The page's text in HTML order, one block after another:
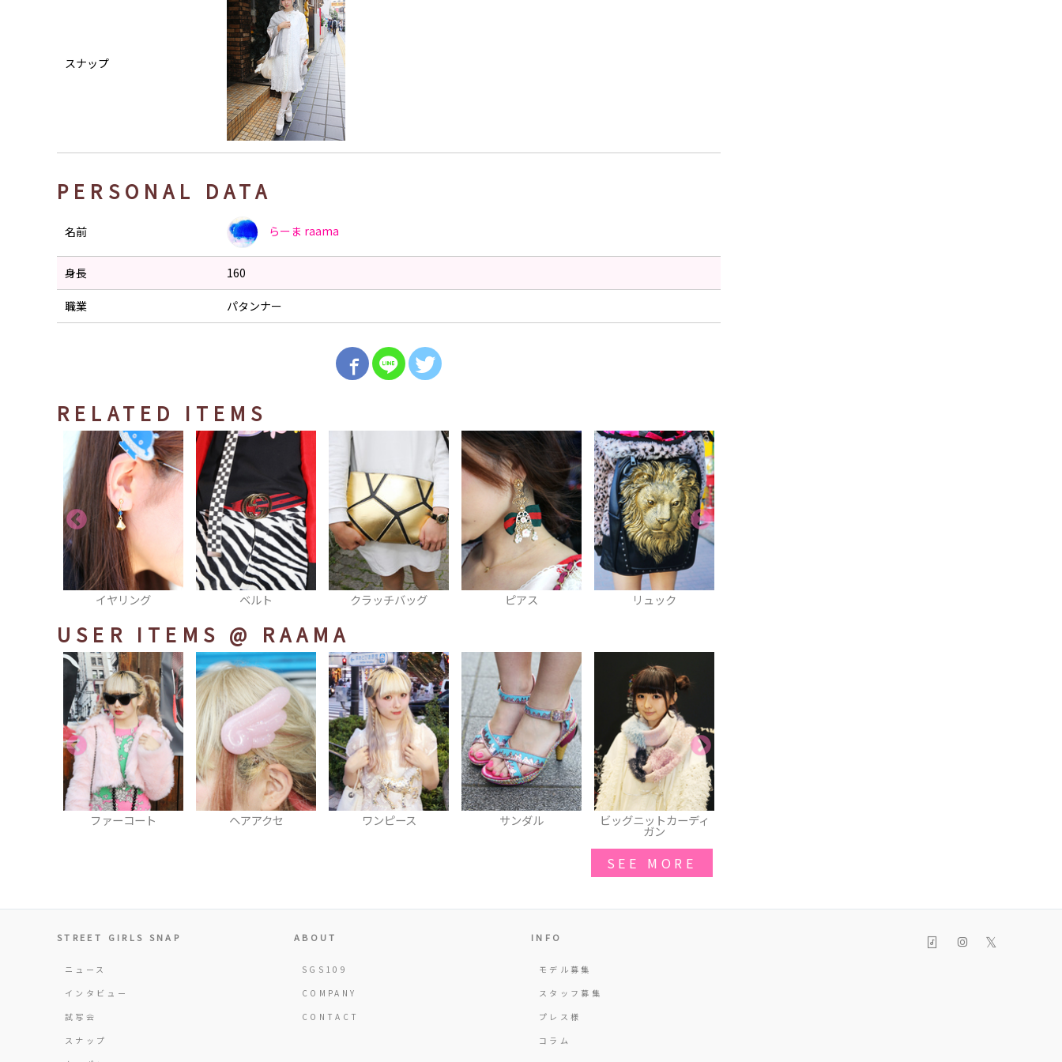
スナップ
PERSONAL DATA
名前 らーま raama
身長 160
職業 パタンナー
RELATED ITEMS
ベルト クラッチバッグ ピアス リュック ネックレス
USER ITEMS @ RAAMA
ヘアアクセ ワンピース サンダル ビッグニットカーディ
ガン
ブラウス
SEE MORE
STREET GIRLS SNAP
ニュース
インタビュー
試写会
スナップ
ABOUT
SGS109
COMPANY
CONTACT
INFO
モデル募集
スタッフ募集
プレス様
コラム
𝕏